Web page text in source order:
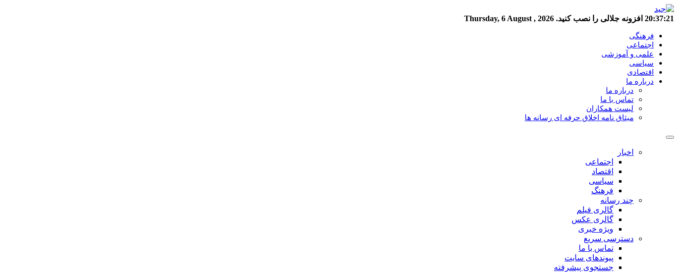
20:37:22 افزونه جلالی را نصب کنید. Thursday, 6 August , 2026
فرهنگی
اجتماعی
علمی و آموزشی
سیاسی
اقتصادی
درباره ما
درباره ما
تماس با ما
لیست همکاران
میثاق نامه اخلاق حرفه ای رسانه ها
اخبار
اجتماعی
اقتصاد
سیاسی
فرهنگ
چند رسانه
گالری فیلم
گالری عکس
ویژه خبری
دسترسی سریع
تماس با ما
پیوندهای سایت
جستجوی پیشرفته